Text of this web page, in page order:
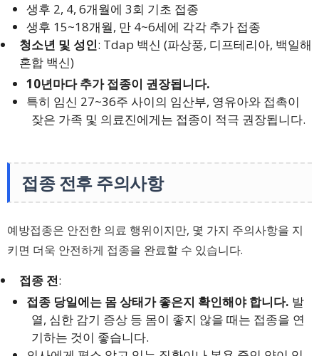
생후 2, 4, 6개월에 3회 기초 접종
생후 15~18개월, 만 4~6세에 각각 추가 접종
청소년 및 성인: Tdap 백신 (파상풍, 디프테리아, 백일해
혼합 백신)
10년마다 추가 접종이 권장됩니다.
특히 임신 27~36주 사이의 임산부, 영유아와 접촉이
잦은 가족 및 의료진에게는 접종이 적극 권장됩니다.
접종 전후 주의사항
예방접종은 안전한 의료 행위이지만, 몇 가지 주의사항을 지
키면 더욱 안전하게 접종을 완료할 수 있습니다.
접종 전:
접종 당일에는 몸 상태가 좋은지 확인해야 합니다. 발
열, 심한 감기 증상 등 몸이 좋지 않을 때는 접종을 연
기하는 것이 좋습니다.